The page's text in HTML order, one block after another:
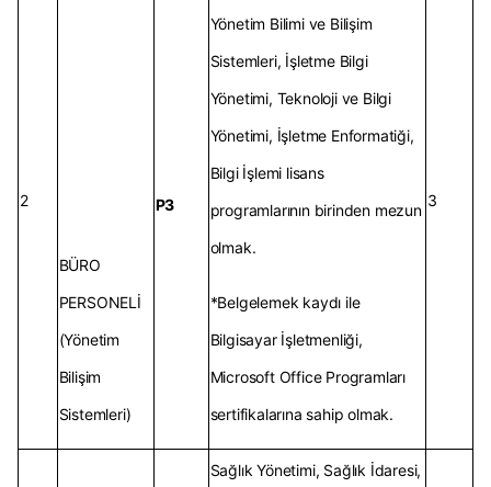
2
BÜRO
PERSONELİ
(Yönetim
Bilişim
Sistemleri)
P3
Yönetim Bilimi ve Bilişim
Sistemleri, İşletme Bilgi
Yönetimi, Teknoloji ve Bilgi
Yönetimi, İşletme Enformatiği,
Bilgi İşlemi lisans
programlarının birinden mezun
olmak.
*Belgelemek kaydı ile
Bilgisayar İşletmenliği,
Microsoft Office Programları
sertifikalarına sahip olmak.
3
Sağlık Yönetimi, Sağlık İdaresi,